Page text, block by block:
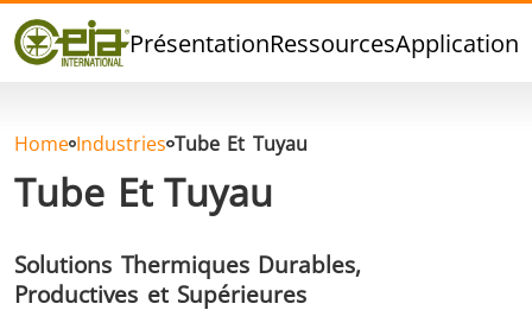
PrésentationRessourcesApplications
Qualité
Événements
Brasage Argent Brasage Etain
Home Industries Tube Et Tuyau
Tube Et Tuyau
Solutions Thermiques Durables,
Productives et Supérieures